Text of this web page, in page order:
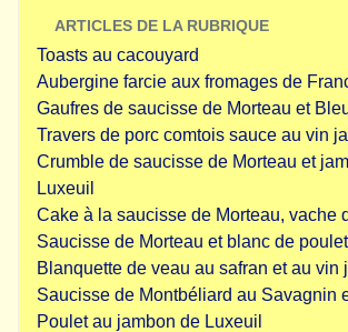
ARTICLES DE LA RUBRIQUE
Toasts au cacouyard
Aubergine farcie aux fromages de
Gaufres de saucisse de Morteau et
Travers de porc comtois sauce au vin
Crumble de saucisse de Morteau et
Luxeuil
Cake à la saucisse de Morteau, vache
Saucisse de Morteau et blanc de
Blanquette de veau au safran et au vin
Saucisse de Montbéliard au Savagnin
Poulet au jambon de Luxeuil